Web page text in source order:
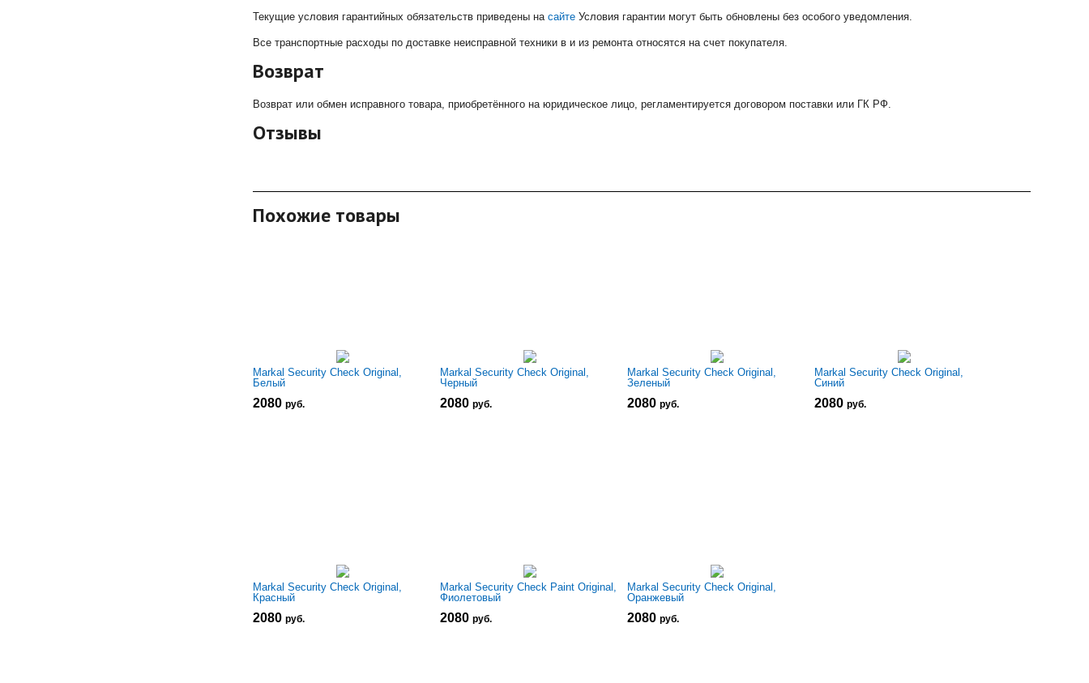
Текущие условия гарантийных обязательств приведены на сайте Условия гарантии могут быть обновлены без особого уведомления.
Все транспортные расходы по доставке неисправной техники в и из ремонта относятся на счет покупателя.
Возврат
Возврат или обмен исправного товара, приобретённого на юридическое лицо, регламентируется договором поставки или ГК РФ.
Отзывы
Похожие товары
Markal Security Check Original,
Белый
2080 руб.
Markal Security Check Original,
Черный
2080руб.
Markal Security Check Original,
Зеленый
2080руб.
Markal Security Check Original,
Синий
2080руб.
Markal Security Check Original,
Красный
2080 руб.
Markal Security Check Paint Original,
Фиолетовый
2080руб.
Markal Security Check Original,
Оранжевый
2080руб.